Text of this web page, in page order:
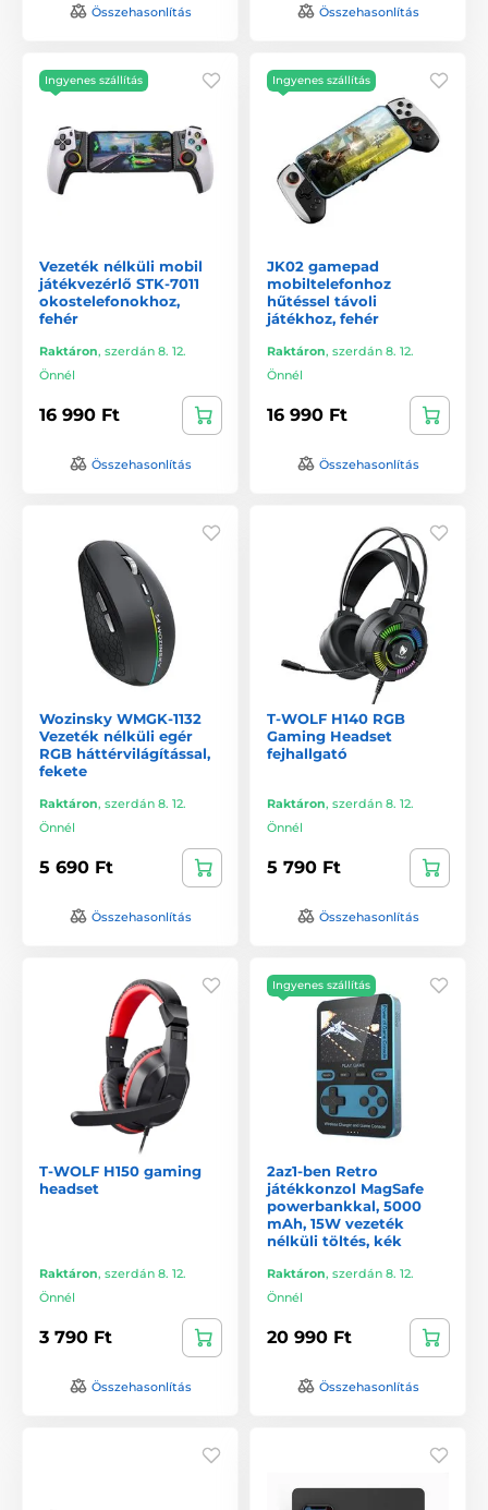
Összehasonlítás Összehasonlítás
Ingyenes szállítás
Vezeték nélküli mobil
játékvezérlő STK-7011
okostelefonokhoz,
fehér
Raktáron, szerdán 8. 12.
Önnél
16 990 Ft
Összehasonlítás
Ingyenes szállítás
JK02 gamepad
mobiltelefonhoz
hűtéssel távoli
játékhoz, fehér
Raktáron, szerdán 8. 12.
Önnél
16 990 Ft
Összehasonlítás
Wozinsky WMGK-1132
Vezeték nélküli egér
RGB háttérvilágítással,
fekete
Raktáron, szerdán 8. 12.
Önnél
5 690 Ft
Összehasonlítás
T-WOLF H140 RGB
Gaming Headset
fejhallgató
Raktáron, szerdán 8. 12.
Önnél
5 790 Ft
Összehasonlítás
T-WOLF H150 gaming
headset
Raktáron, szerdán 8. 12.
Önnél
3 790 Ft
Összehasonlítás
Ingyenes szállítás
2az1-ben Retro
játékkonzol MagSafe
powerbankkal, 5000
mAh, 15W vezeték
nélküli töltés, kék
Raktáron, szerdán 8. 12.
Önnél
20 990 Ft
Összehasonlítás